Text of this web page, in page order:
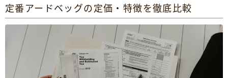
定番アードベッグの定価・特徴を徹底比較